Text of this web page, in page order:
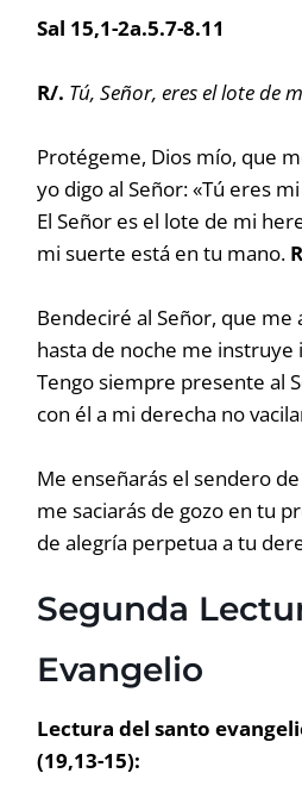
Sal 15,1-2a.5.7-8.11
R/. Tú, Señor, eres el lote de
Protégeme, Dios mío, que
yo digo al Señor: «Tú eres
El Señor es el lote de mi
mi suerte está en tu mano.
Bendeciré al Señor, que me
hasta de noche me
Tengo siempre presente al
con él a mi derecha no
Me enseñarás el sendero de
me saciarás de gozo en tu
de alegría perpetua a tu
Segunda
Evangelio
Lectura del santo
(19,13-15):